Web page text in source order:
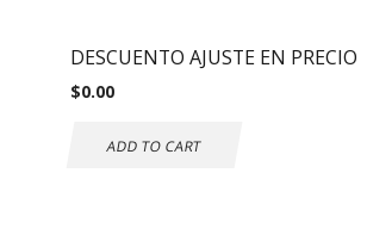
DESCUENTO AJUSTE EN PRECIO
$0.00
ADD TO CART